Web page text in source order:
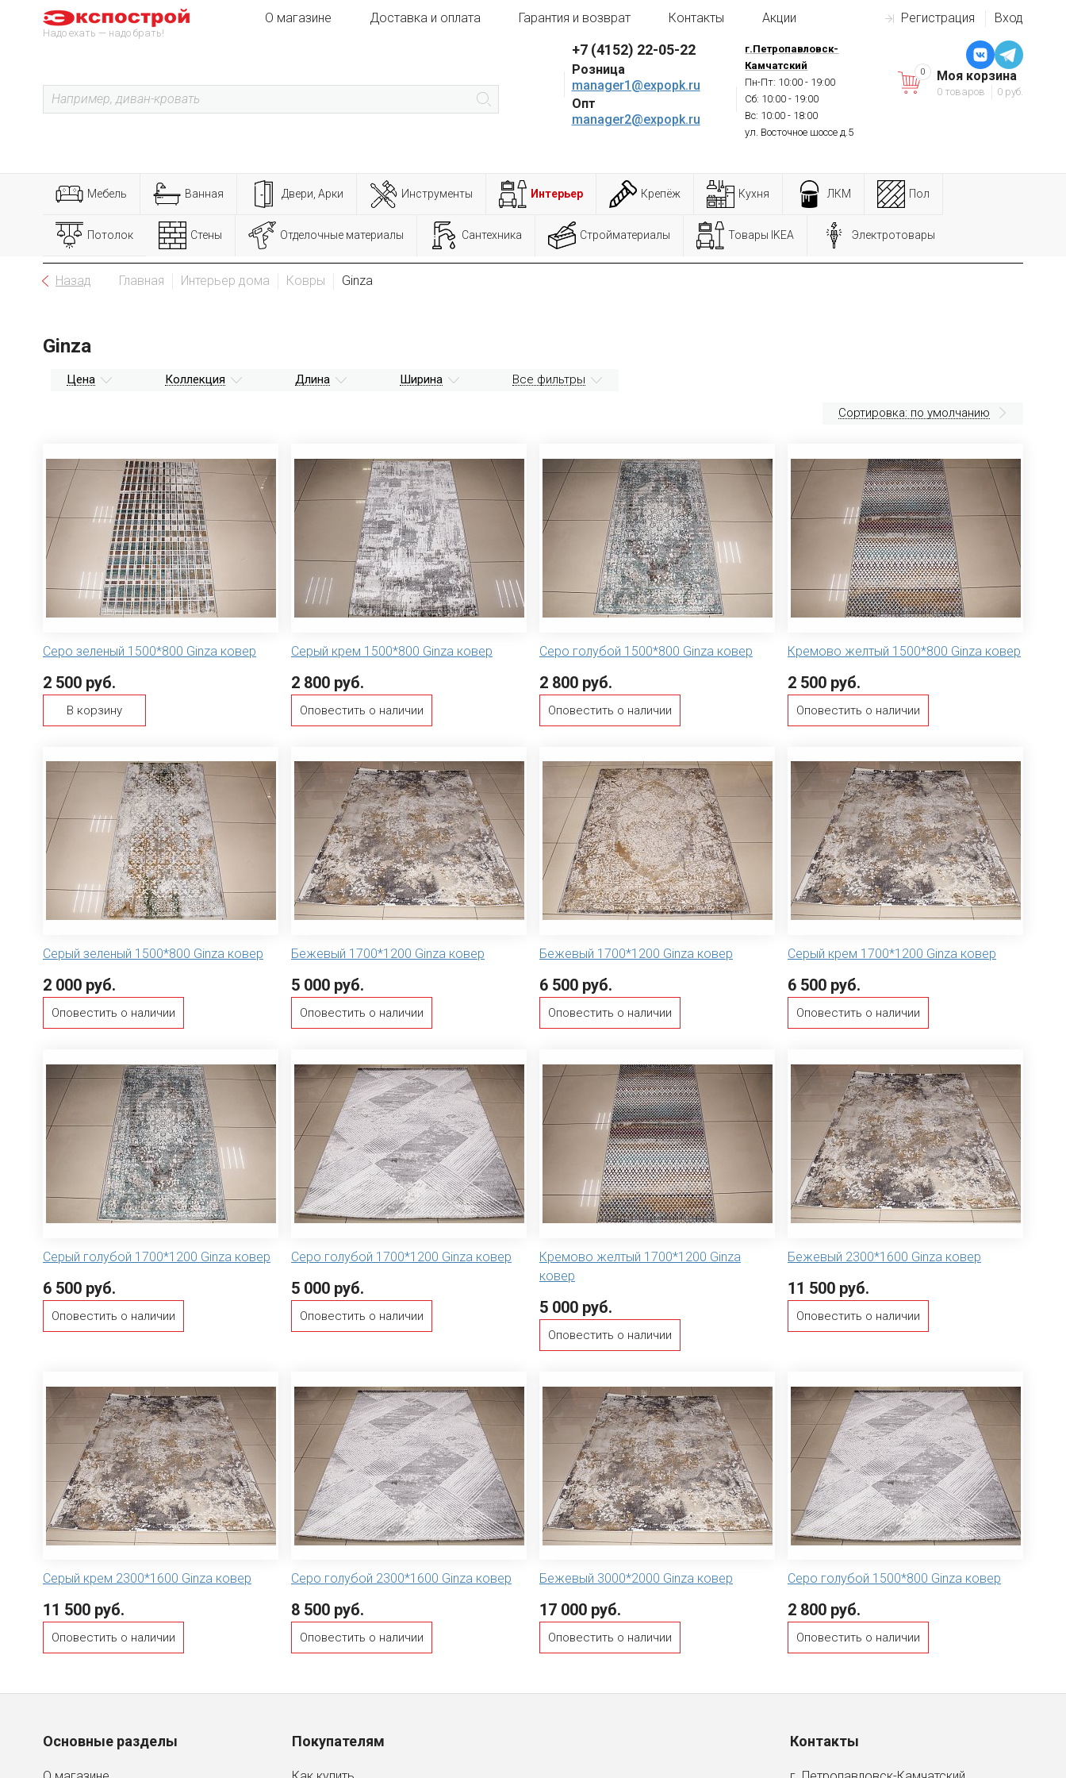
Надо ехать — надо брать!
Регистрация Вход
О магазине Доставка и оплата Гарантия и возврат Контакты Акции
+7 (4152) 22-05-22
Розница
manager1@expopk.ru
Опт
manager2@expopk.ru
г.Петропавловск-
Камчатский
Пн-Пт: 10:00 - 19:00
Сб: 10:00 - 19:00
Вс: 10:00 - 18:00
ул. Восточное шоссе д.5
Моя корзина
0 товаров 0 руб.
0
Мебель Ванная Двери, Арки Инструменты Интерьер Крепёж Кухня ЛКМ Пол
Потолок Стены Отделочные материалы Сантехника Стройматериалы Товары IKEA Электротовары
Назад Главная Интерьер дома Ковры Ginza
Ginza
Цена Коллекция Длина Ширина Все фильтры
Сортировка: по умолчанию
Серо зеленый 1500*800 Ginza ковер
2 500 руб.
В корзину
Серый крем 1500*800 Ginza ковер
2 800 руб.
Оповестить о наличии
Серо голубой 1500*800 Ginza ковер
2 800 руб.
Оповестить о наличии
Кремово желтый 1500*800 Ginza ковер
2 500 руб.
Оповестить о наличии
Серый зеленый 1500*800 Ginza ковер
2 000 руб.
Оповестить о наличии
Бежевый 1700*1200 Ginza ковер
5 000 руб.
Оповестить о наличии
Бежевый 1700*1200 Ginza ковер
6 500 руб.
Оповестить о наличии
Серый крем 1700*1200 Ginza ковер
6 500 руб.
Оповестить о наличии
Серый голубой 1700*1200 Ginza ковер
6 500 руб.
Оповестить о наличии
Серо голубой 1700*1200 Ginza ковер
5 000 руб.
Оповестить о наличии
Кремово желтый 1700*1200 Ginza
ковер
5 000 руб.
Оповестить о наличии
Бежевый 2300*1600 Ginza ковер
11 500 руб.
Оповестить о наличии
Серый крем 2300*1600 Ginza ковер
11 500 руб.
Оповестить о наличии
Серо голубой 2300*1600 Ginza ковер
8 500 руб.
Оповестить о наличии
Бежевый 3000*2000 Ginza ковер
17 000 руб.
Оповестить о наличии
Серо голубой 1500*800 Ginza ковер
2 800 руб.
Оповестить о наличии
Основные разделы Покупателям Контакты